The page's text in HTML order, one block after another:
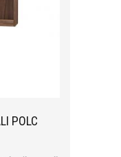
POLC